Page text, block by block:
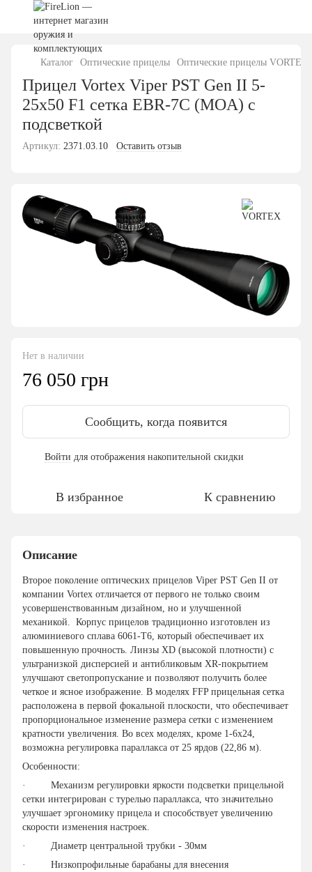
Каталог Оптические прицелы Оптические прицелы VORTEX
Прицел Vortex Viper PST Gen II 5-
25x50 F1 сетка EBR-7C (MOA) с
подсветкой
Артикул: 2371.03.10 Оставить отзыв
Нет в наличии
76 050 грн
Сообщить, когда появится
Войти для отображения накопительной скидки
В избранное К сравнению
Описание
Второе поколение оптических прицелов Viper PST Gen II от
компании Vortex отличается от первого не только своим
усовершенствованным дизайном, но и улучшенной
механикой. Корпус прицелов традиционно изготовлен из
алюминиевого сплава 6061-Т6, который обеспечивает их
повышенную прочность. Линзы XD (высокой плотности) с
ультранизкой дисперсией и антибликовым XR-покрытием
улучшают светопропускание и позволяют получить более
четкое и ясное изображение. В моделях FFP прицельная сетка
расположена в первой фокальной плоскости, что обеспечивает
пропорциональное изменение размера сетки с изменением
кратности увеличения. Во всех моделях, кроме 1-6x24,
возможна регулировка параллакса от 25 ярдов (22,86 м).
Особенности:
· Механизм регулировки яркости подсветки прицельной
сетки интегрирован с турелью параллакса, что значительно
улучшает эргономику прицела и способствует увеличению
скорости изменения настроек.
· Диаметр центральной трубки - 30мм
· Низкопрофильные барабаны для внесения